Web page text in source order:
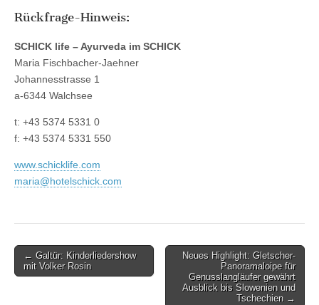
Rückfrage-Hinweis:
SCHICK life – Ayurveda im SCHICK
Maria Fischbacher-Jaehner
Johannesstrasse 1
a-6344 Walchsee
t: +43 5374 5331 0
f: +43 5374 5331 550
www.schicklife.com
maria@hotelschick.com
Post
navigation
← Galtür: Kinderliedershow
mit Volker Rosin
Neues Highlight: Gletscher-
Panoramaloipe für
Genusslangläufer gewährt
Ausblick bis Slowenien und
Tschechien →